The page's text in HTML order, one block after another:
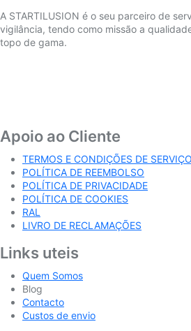
A STARTILUSION é o seu parceiro de
vigilância, tendo como missão a
topo de gama.
Apoio ao Cliente
TERMOS E CONDIÇÕES DE SERVIÇO
POLÍTICA DE REEMBOLSO
POLÍTICA DE PRIVACIDADE
POLÍTICA DE COOKIES
RAL
LIVRO DE RECLAMAÇÕES
Links uteis
Quem Somos
Blog
Contacto
Custos de envio